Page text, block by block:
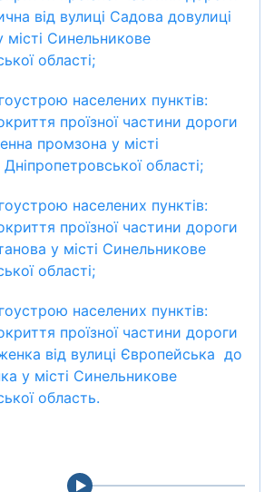
від вулиці Садова довулиці
Синельникове
області;
населених пунктів:
проїзної частини дороги
промзона у місті
області;
населених пунктів:
проїзної частини дороги
у місті Синельникове
області;
населених пунктів:
проїзної частини дороги
від вулиці Європейська до
у місті Синельникове
область.